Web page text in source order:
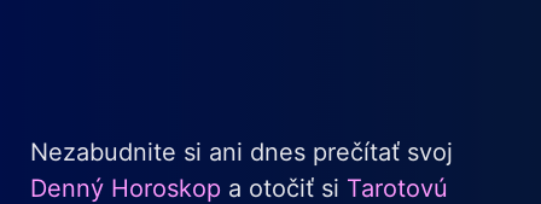
Nezabudnite si ani dnes prečítať svoj
Denný Horoskop a otočiť si Tarotovú